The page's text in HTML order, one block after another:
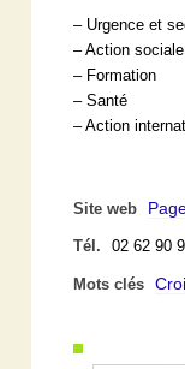
– Urgence et
– Action sociale
– Formation
– Santé
– Action
Site web
Tél. 02 62 90
Mots clés